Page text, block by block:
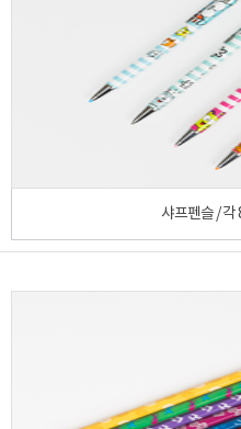
샤프펜슬 / 각